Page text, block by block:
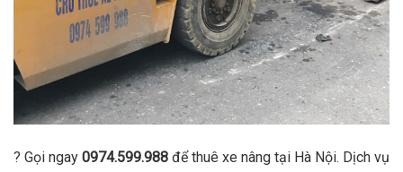
? Gọi ngay 0974.599.988 để thuê xe nâng tại Hà Nội. Dịch vụ